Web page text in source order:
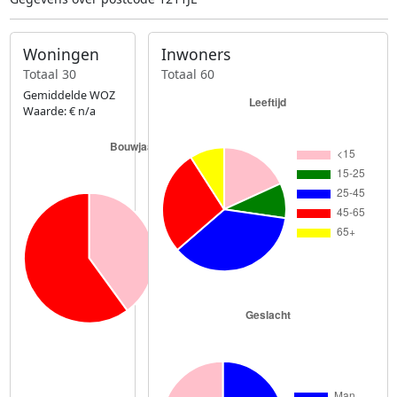
Woningen
Totaal 30
Gemiddelde WOZ
Waarde: € n/a
Inwoners
Totaal 60